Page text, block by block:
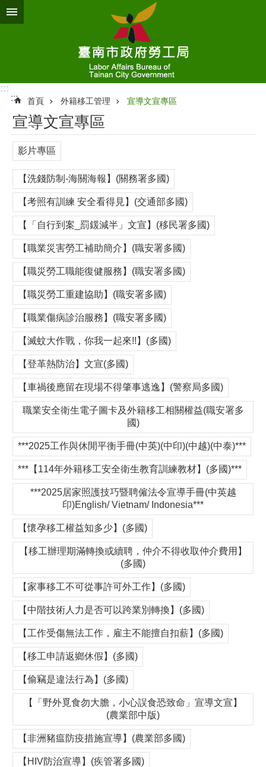
跳到主要內容區塊
:::
:::
首頁 外籍移工管理 宣導文宣專區
宣導文宣專區
影片專區
【洗錢防制-海關海報】(關務署多國)
【考照有訓練 安全看得見】(交通部多國)
【「自行到案_罰鍰減半」文宣】(移民署多國)
【職業災害勞工補助簡介】(職安署多國)
【職災勞工職能復健服務】(職安署多國)
【職災勞工重建協助】(職安署多國)
【職業傷病診治服務】(職安署多國)
【滅蚊大作戰，你我一起來!!】(多國)
【登革熱防治】文宣(多國)
【車禍後應留在現場不得肇事逃逸】(警察局多國)
職業安全衛生電子圖卡及外籍移工相關權益(職安署多
國)
***2025工作與休閒平衡手冊(中英)(中印)(中越)(中泰)***
***【114年外籍移工安全衛生教育訓練教材】(多國)***
***2025居家照護技巧暨聘僱法令宣導手冊(中英越
印)English/ Vietnam/ Indonesia***
【懷孕移工權益知多少】(多國)
【移工辦理期滿轉換或續聘，仲介不得收取仲介費用】
(多國)
【家事移工不可從事許可外工作】(多國)
【中階技術人力是否可以跨業別轉換】(多國)
【工作受傷無法工作，雇主不能擅自扣薪】(多國)
【移工申請返鄉休假】(多國)
【偷竊是違法行為】(多國)
【「野外覓食勿大膽，小心誤食恐致命」宣導文宣】
(農業部中版)
【非洲豬瘟防疫措施宣導】(農業部多國)
【HIV防治宣導】(疾管署多國)